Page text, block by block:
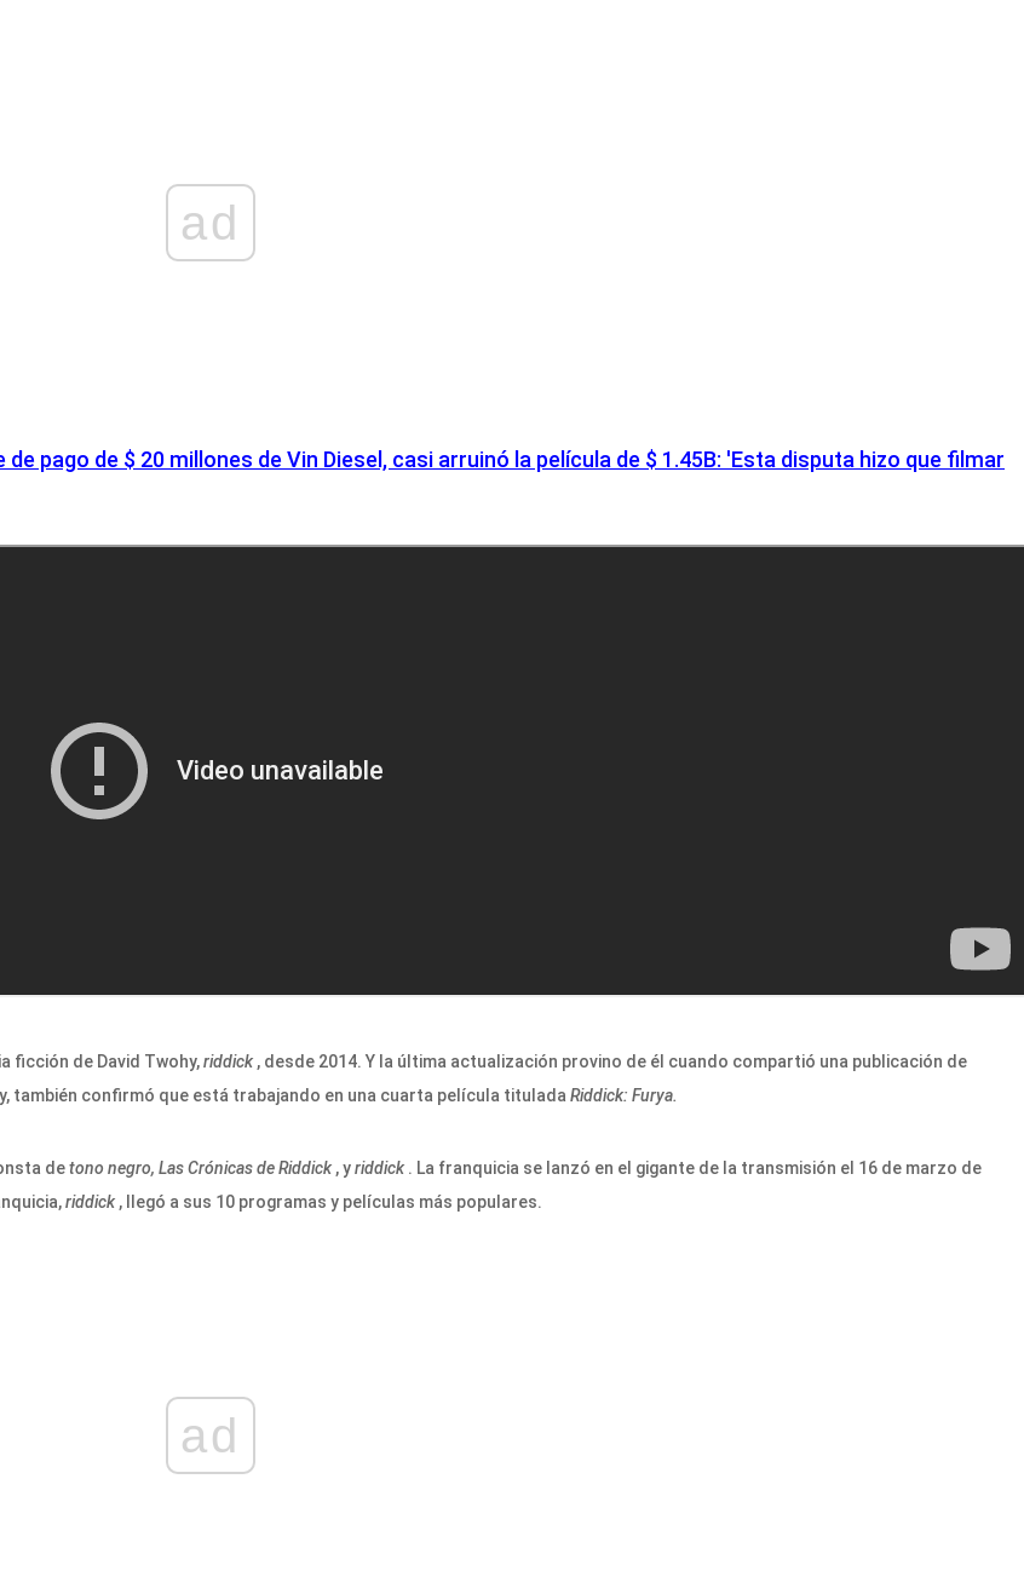
ad
pago de $ 20 millones de Vin Diesel, casi arruinó la película de $ 1.45B: 'Esta disputa hizo que filmar
ficción de David Twohy,riddick , desde 2014. Y la última actualización provino de él cuando compartió una publicación de
también confirmó que está trabajando en una cuarta película titulada Riddick: Furya.
detono negro, Las Crónicas de Riddick , yriddick . La franquicia se lanzó en el gigante de la transmisión el 16 de marzo de
riddick , llegó a sus 10 programas y películas más populares.
ad